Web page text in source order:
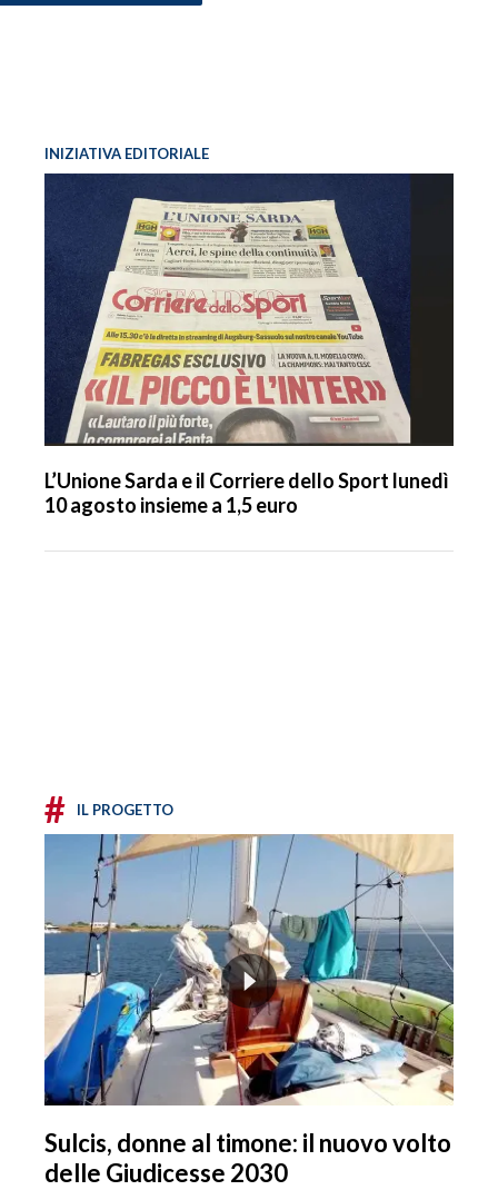
INIZIATIVA EDITORIALE
L’Unione Sarda e il Corriere dello Sport lunedì
10 agosto insieme a 1,5 euro
# IL PROGETTO
Sulcis, donne al timone: il nuovo volto
delle Giudicesse 2030